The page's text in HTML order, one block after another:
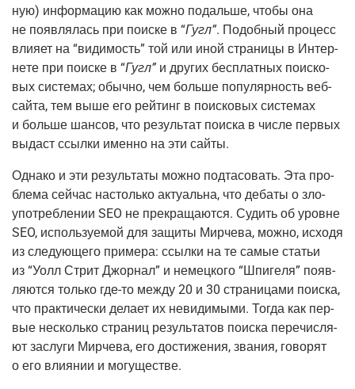
ную) инфор­ма­цию как мож­но подаль­ше, что­бы она
не появ­ля­лась при поис­ке в “Гугл”. Подоб­ный про­цесс
вли­я­ет на “види­мость” той или иной стра­ни­цы в Интер­
не­те при поис­ке в “Гугл” и дру­гих бес­плат­ных поис­ко­
вых систе­мах; обыч­но, чем боль­ше попу­ляр­ность веб-
сай­та, тем выше его рей­тинг в поис­ко­вых систе­мах
и боль­ше шан­сов, что резуль­тат поис­ка в чис­ле пер­вых
выдаст ссыл­ки имен­но на эти сайты.
Одна­ко и эти резуль­та­ты мож­но под­та­со­вать. Эта про­
бле­ма сей­час настоль­ко акту­аль­на, что деба­ты о зло­
упо­треб­ле­нии SEO не пре­кра­ща­ют­ся. Судить об уровне
SEO, исполь­зу­е­мой для защи­ты Мир­че­ва, мож­но, исхо­дя
из сле­ду­ю­ще­го при­ме­ра: ссыл­ки на те самые ста­тьи
из “Уолл Стрит Джор­нал” и немец­ко­го “Шпи­ге­ля” появ­
ля­ют­ся толь­ко где-то меж­ду 20 и 30 стра­ни­ца­ми поис­ка,
что прак­ти­че­ски дела­ет их неви­ди­мы­ми. Тогда как пер­
вые несколь­ко стра­ниц резуль­та­тов поис­ка пере­чис­ля­
ют заслу­ги Мир­че­ва, его дости­же­ния, зва­ния, гово­рят
о его вли­я­нии и могуществе.